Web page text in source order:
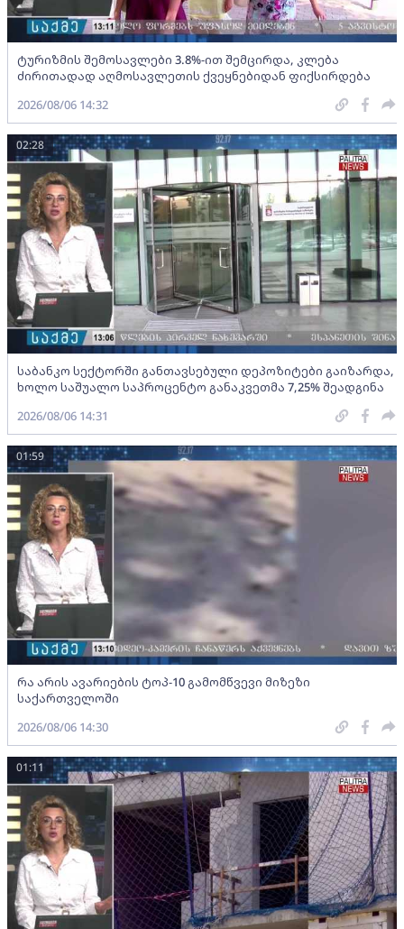
ტურიზმის შემოსავლები 3.8%-ით შემცირდა, კლება
ძირითადად აღმოსავლეთის ქვეყნებიდან ფიქსირდება
2026/08/06 14:32
საბანკო სექტორში განთავსებული დეპოზიტები გაიზარდა,
ხოლო საშუალო საპროცენტო განაკვეთმა 7,25% შეადგინა
02:28
2026/08/06 14:31
რა არის ავარიების ტოპ-10 გამომწვევი მიზეზი
საქართველოში
01:59
2026/08/06 14:30
01:11